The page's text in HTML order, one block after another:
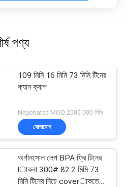
পণ্য
109 মিমি 16 মিমি 73 মিমি টিনের
ক্যান ক্যাপ
Negotiated MOQ:2000 000 পিসি
যোগাযোগ
অর্গানসোল লেপ BPA ফ্রি টিনের
lাকনা 300# 82.2 মিমি 73
মিমি টিনের নিচে coverাকতে